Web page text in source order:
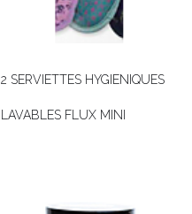
2 SERVIETTES HYGIENIQUES
LAVABLES FLUX MINI